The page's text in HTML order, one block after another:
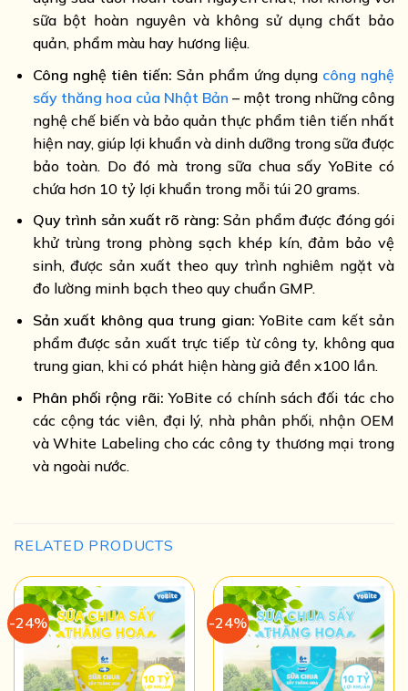
sữa bột hoàn nguyên và không sử dụng chất bảo
quản, phẩm màu hay hương liệu.
Công nghệ tiên tiến: Sản phẩm ứng dụng công nghệ
sấy thăng hoa của Nhật Bản – một trong những công
nghệ chế biến và bảo quản thực phẩm tiên tiến nhất
hiện nay, giúp lợi khuẩn và dinh dưỡng trong sữa được
bảo toàn. Do đó mà trong sữa chua sấy YoBite có
chứa hơn 10 tỷ lợi khuẩn trong mỗi túi 20 grams.
Quy trình sản xuất rõ ràng: Sản phẩm được đóng gói
khử trùng trong phòng sạch khép kín, đảm bảo vệ
sinh, được sản xuất theo quy trình nghiêm ngặt và
đo lường minh bạch theo quy chuẩn GMP.
Sản xuất không qua trung gian: YoBite cam kết sản
phẩm được sản xuất trực tiếp từ công ty, không qua
trung gian, khi có phát hiện hàng giả đền x100 lần.
Phân phối rộng rãi: YoBite có chính sách đối tác cho
các cộng tác viên, đại lý, nhà phân phối, nhận OEM
và White Labeling cho các công ty thương mại trong
và ngoài nước.
RELATED PRODUCTS
-24% -24%